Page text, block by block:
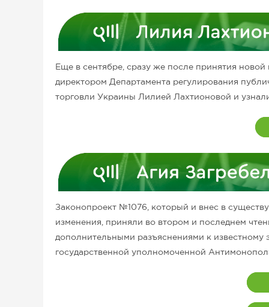
Еще в сентябре, сразу же после принятия
директором Департамента регулирования
торговли Украины Лилией Лахтионовой и
Законопроект №1076, который и внес в
изменения, приняли во втором и последнем
дополнительными разъяснениями к известному
государственной уполномоченной